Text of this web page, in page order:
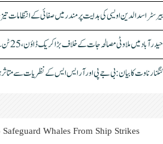
بیرسٹر اسدالدین اویسی کی ہدایت پر مندر میں صفائی کے انتظامات
حیدرآباد میں ملاوٹی مصالحہ جات کے خلاف بڑا کریک ڈاؤن، 25 ٹن سے زائد مصالحے ضبط، 3 گرفتار
کنگنا رناوت کا بیان: بی جے پی اور آر ایس ایس کے نظریات سے
Whales From Ship Strikes